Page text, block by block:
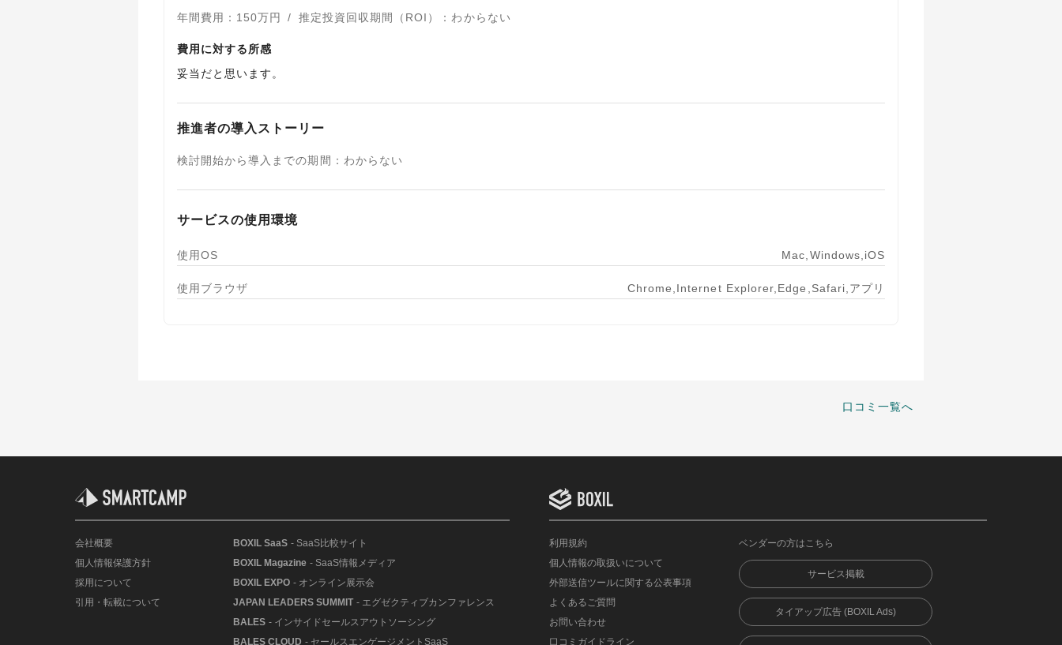
年間費用 ： 150万円 / 推定投資回収期間（ROI） ： わからない
費用に対する所感
妥当だと思います。
推進者の導入ストーリー
検討開始から導入までの期間 ： わからない
サービスの使用環境
使用OS Mac,Windows,iOS
使用ブラウザ Chrome,Internet Explorer,Edge,Safari,アプリ
口コミ一覧へ
会社概要
個人情報保護方針
採用について
引用・転載について
BOXIL SaaS - SaaS比較サイト
BOXIL Magazine - SaaS情報メディア
BOXIL EXPO - オンライン展示会
JAPAN LEADERS SUMMIT - エグゼクティブカンファレンス
BALES - インサイドセールスアウトソーシング
BALES CLOUD - セールスエンゲージメントSaaS
利用規約
個人情報の取扱いについて
外部送信ツールに関する公表事項
よくあるご質問
お問い合わせ
口コミガイドライン
ベンダーの方はこちら
サービス掲載
タイアップ広告 (BOXIL Ads)